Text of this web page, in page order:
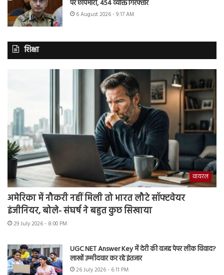
पर छापेमारी, 454 व्यक्ति गिरफ्तार
6 August 2026 - 9:17 AM
शिक्षा
वायरल
अमेरिका में नौकरी नहीं मिली तो भारत लौटे सॉफ्टवेयर
इंजीनियर, बोले- संघर्ष ने बहुत कुछ सिखाया
29 July 2026 - 8:00 PM
UGC NET Answer Key में देरी की वजह पेपर लीक विवाद?
लाखों उम्मीदवार कर रहे इंतजार
26 July 2026 - 6:11 PM